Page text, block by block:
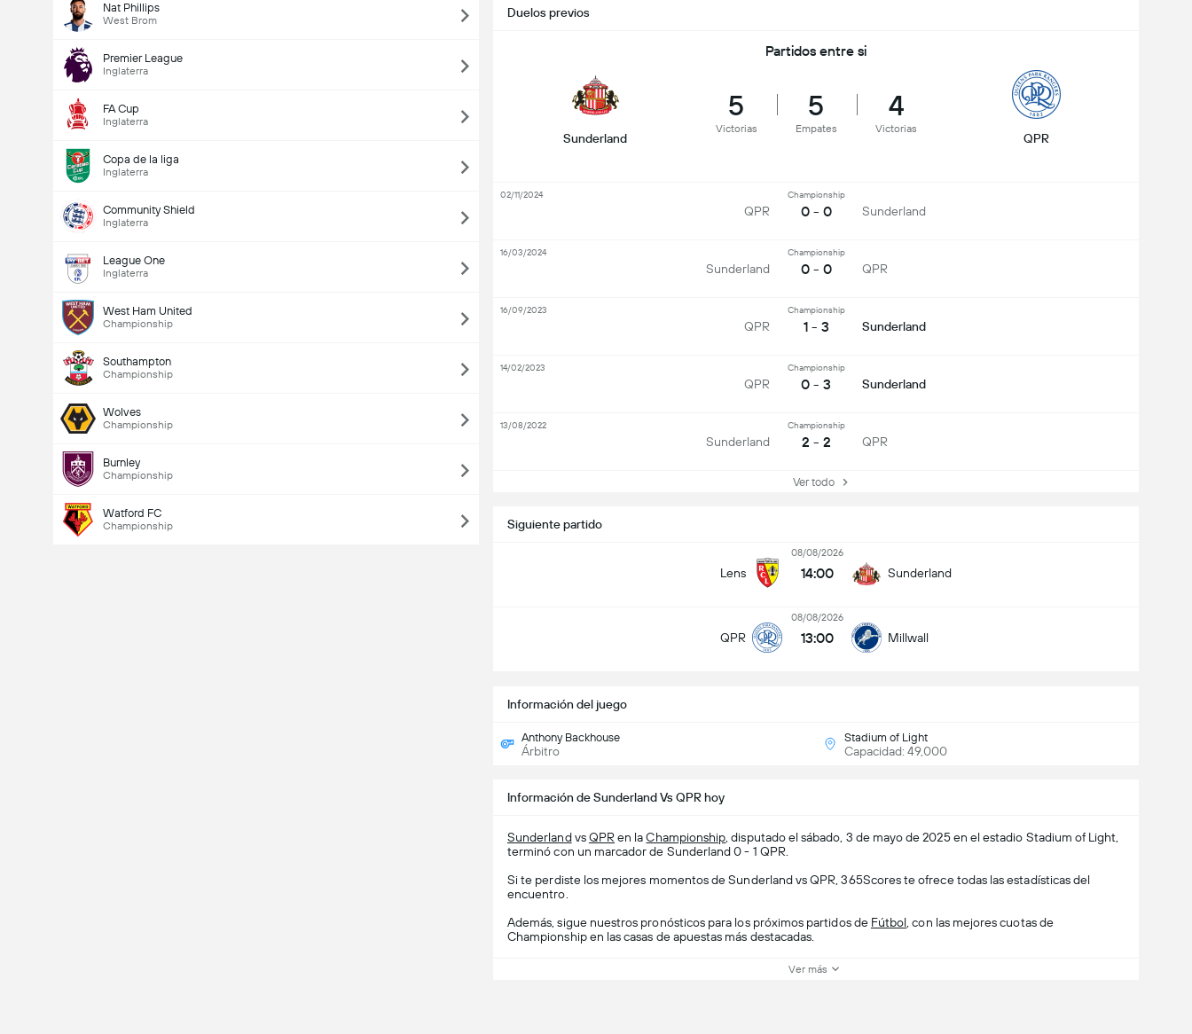
Nat Phillips
West Brom
Premier League
Inglaterra
FA Cup
Inglaterra
Copa de la liga
Inglaterra
Community Shield
Inglaterra
League One
Inglaterra
West Ham United
Championship
Southampton
Championship
Wolves
Championship
Burnley
Championship
Watford FC
Championship Siguiente partido
Lens
08/08/2026
14:00 Sunderland
QPR
08/08/2026
13:00 Millwall
Información del juego
Anthony Backhouse
Árbitro
Stadium of Light
Capacidad: 49,000
Duelos previos
Partidos entre si
Sunderland
5
Victorias
5
Empates
4
Victorias
QPR
QPR
Championship
0 - 0 Sunderland
02/11/2024
Sunderland
Championship
0 - 0 QPR
16/03/2024
QPR
Championship
1 - 3 Sunderland
16/09/2023
QPR
Championship
0 - 3 Sunderland
14/02/2023
Sunderland
Championship
2 - 2 QPR
13/08/2022
Ver todo
Información de Sunderland Vs QPR hoy
SunderlandvsQPRen laChampionship , disputado el sábado, 3 de mayo de 2025 en el estadio Stadium of Light,
terminó con un marcador de Sunderland 0 - 1 QPR.
Si te perdiste los mejores momentos de Sunderland vs QPR, 365Scores te ofrece todas las estadísticas del
encuentro.
Además, sigue nuestros pronósticos para los próximos partidos de Fútbol , con las mejores cuotas de
Championship en las casas de apuestas más destacadas.
Ver más